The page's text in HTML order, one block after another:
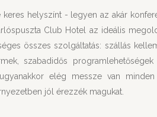
helyszínt - legyen az akár
Club Hotel az ideális
összes szolgáltatás: szállás
szabadidős
elég messze van
jól érezzék magukat.